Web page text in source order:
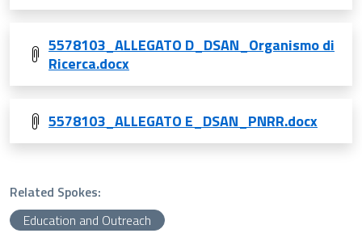
5578103_ALLEGATO D_DSAN_Organismo di
Ricerca.docx
5578103_ALLEGATO E_DSAN_PNRR.docx
Related Spokes:
Education and Outreach